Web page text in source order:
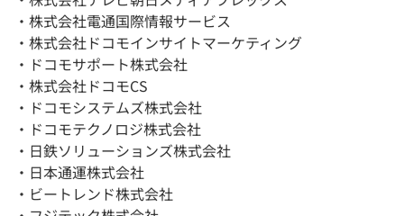
・株式会社電通国際情報サービス
・株式会社ドコモインサイトマーケティング
・ドコモサポート株式会社
・株式会社ドコモCS
・ドコモシステムズ株式会社
・ドコモテクノロジ株式会社
・日鉄ソリューションズ株式会社
・日本通運株式会社
・ビートレンド株式会社